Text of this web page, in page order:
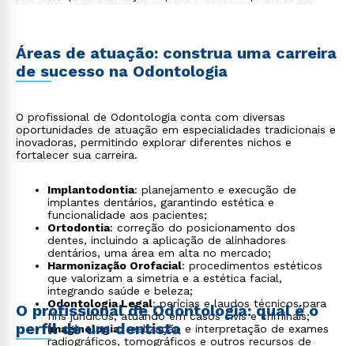
Áreas de atuação: construa uma carreira
de sucesso na Odontologia
O profissional de Odontologia conta com diversas
oportunidades de atuação em especialidades tradicionais e
inovadoras, permitindo explorar diferentes nichos e
fortalecer sua carreira.
Implantodontia: planejamento e execução de
implantes dentários, garantindo estética e
funcionalidade aos pacientes;
Ortodontia: correção do posicionamento dos
dentes, incluindo a aplicação de alinhadores
dentários, uma área em alta no mercado;
Harmonização Orofacial: procedimentos estéticos
que valorizam a simetria e a estética facial,
integrando saúde e beleza;
Odontologia Legal: perícias e laudos técnicos para
fins jurídicos, atuando em casos civis e criminais;
Imaginologia: realização e interpretação de exames
radiográficos, tomográficos e outros recursos de
O profissional de Odontologia: qual é o
perfil de um dentista